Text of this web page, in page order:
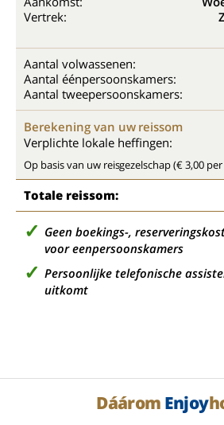
Vertrek:
Aantal volwassenen:
Aantal éénpersoonskamers:
Aantal tweepersoonskamers:
Berekening van uw reissom
Verplichte lokale heffingen:
Op basis van uw reisgezelschap (€ 3,00
Totale reissom:
Geen boekings-,
voor eenpersoonskamers
Persoonlijke telefonische
uitkomt
Dáárom Enjoy